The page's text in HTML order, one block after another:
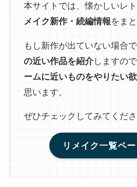
本サイトでは、懐かしいレ
メイク新作・続編情報をま
もし新作が出ていない場合で
の近い作品を紹介しますので
ームに近いものをやりたい欲
思います。
ぜひチェックしてみてくださ
リメイク一覧ペ